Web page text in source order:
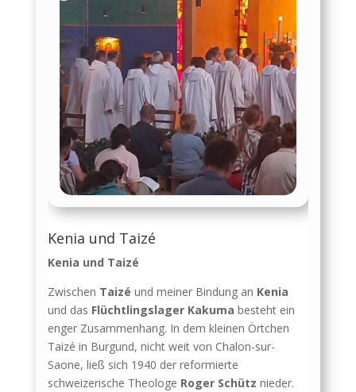
Kenia und Taizé
Kenia und Taizé
Zwischen Taizé und meiner Bindung an Kenia
und das Flüchtlingslager Kakuma besteht ein
enger Zusammenhang. In dem kleinen Örtchen
Taizé in Burgund, nicht weit von Chalon-sur-
Saone, ließ sich 1940 der reformierte
schweizerische Theologe Roger Schütz nieder.